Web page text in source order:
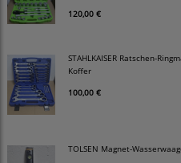
120,00 €
STAHLKAISER Ratschen-
Koffer
100,00 €
TOLSEN Magnet-